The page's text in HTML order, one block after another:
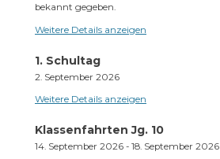
bekannt gegeben.
Weitere Details anzeigen
1. Schultag
2. September 2026
Weitere Details anzeigen
Klassenfahrten Jg. 10
14. September 2026 - 18. September 2026